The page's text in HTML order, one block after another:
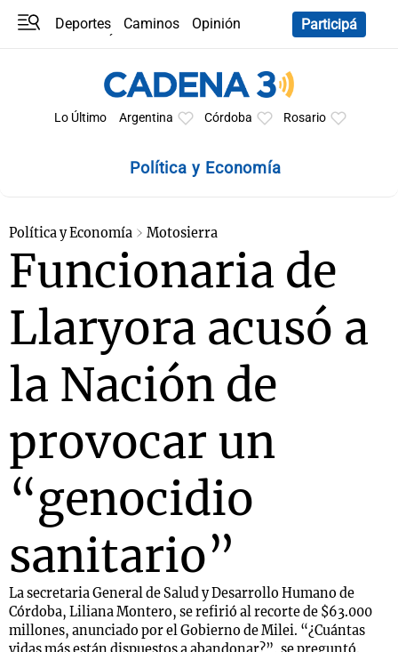
Deportes Caminos
Opinión
Participá
Lo Último Argentina Córdoba Rosario
Política y Economía
Política y Economía Motosierra
Funcionaria de
Llaryora acusó a
la Nación de
provocar un
“genocidio
sanitario”
La secretaria General de Salud y Desarrollo Humano de
Córdoba, Liliana Montero, se refirió al recorte de $63.000
millones, anunciado por el Gobierno de Milei. “¿Cuántas